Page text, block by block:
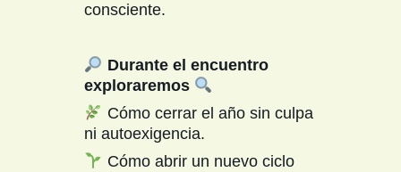
consciente.
​ Durante el encuentro
exploraremos ​
Cómo cerrar el año sin culpa
ni autoexigencia.
Cómo abrir un nuevo ciclo